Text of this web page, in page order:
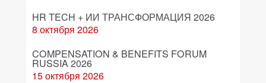
HR TECH + ИИ ТРАНСФОРМАЦИЯ 2026
8 октября 2026
COMPENSATION & BENEFITS FORUM
RUSSIA 2026
15 октября 2026